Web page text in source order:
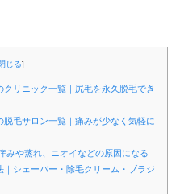
じる]
リニック一覧｜尻毛を永久脱毛でき
毛サロン一覧｜痛みが少なく気軽に
みや蒸れ、ニオイなどの原因になる
シェーバー・除毛クリーム・ブラジ